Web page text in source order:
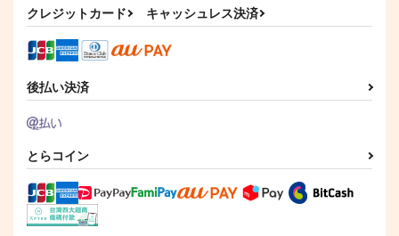
クレジットカード キャッシュレス決済
後払い決済
とらコイン